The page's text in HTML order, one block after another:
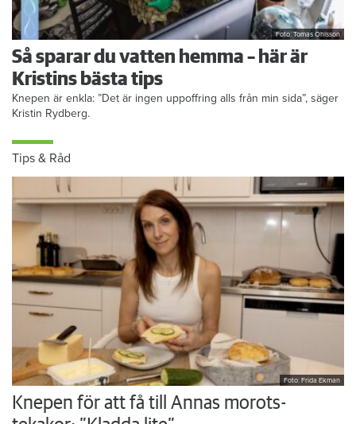
Foto: Tomas Ohlsson
Så sparar du vatten hemma – här är
Kristins bästa tips
Knepen är enkla: ”Det är ingen uppoffring alls från min sida”, säger
Kristin Rydberg.
Tips & Råd
Foto: Frida Ekman
Knepen för att få till Annas morots-